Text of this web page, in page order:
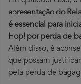
apresentação do
é essencial para
Hop! por perda de
Além disso, é
que possam
pela perda de